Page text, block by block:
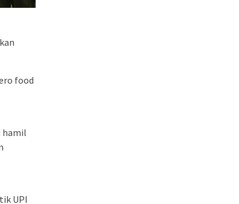
food
hamil
UPI